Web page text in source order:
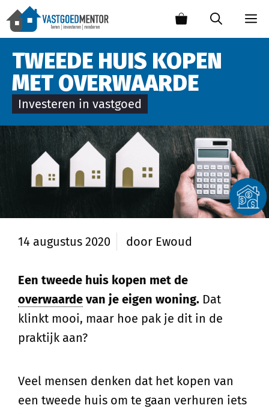
TWEEDE HUIS KOPEN
MET OVERWAARDE
Investeren in vastgoed
14 augustus 2020 door Ewoud
Een tweede huis kopen met de
overwaarde van je eigen woning. Dat
klinkt mooi, maar hoe pak je dit in de
praktijk aan?
Veel mensen denken dat het kopen van
een tweede huis om te gaan verhuren iets